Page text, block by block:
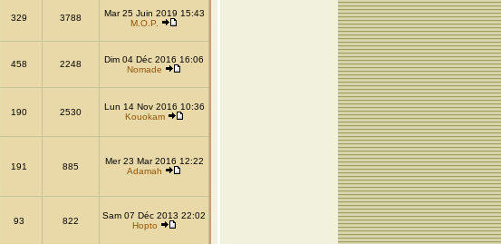
329 3788
Mar 25 Juin 2019 15:43
M.O.P.
458 2248
Dim 04 Déc 2016 16:06
Nomade
190 2530
Lun 14 Nov 2016 10:36
Kouokam
191 885
Mer 23 Mar 2016 12:22
Adamah
93 822
Sam 07 Déc 2013 22:02
Hopto